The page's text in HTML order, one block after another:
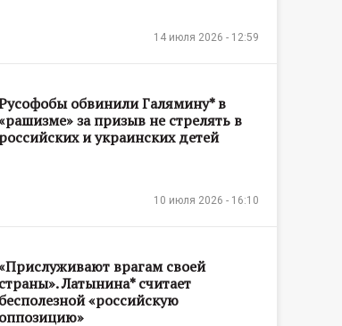
14 июля 2026 - 12:59
обвинили Галямину* в
за призыв не стрелять в
российских и украинских детей
10 июля 2026 - 16:10
врагам своей
страны». Латынина* считает
бесполезной «российскую
оппозицию»